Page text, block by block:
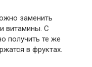
заменить
витамины. С
получить те же
в фруктах.